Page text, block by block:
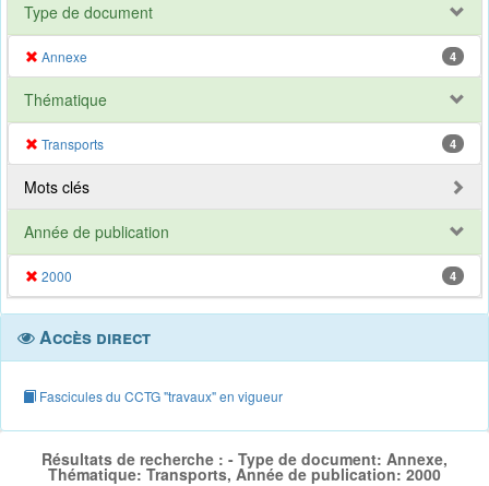
Type de document
Annexe 4
Thématique
Transports 4
Mots clés
Année de publication
2000 4
Accès direct
Fascicules du CCTG "travaux" en vigueur
Résultats de recherche : - Type de document: Annexe,
Thématique: Transports, Année de publication: 2000